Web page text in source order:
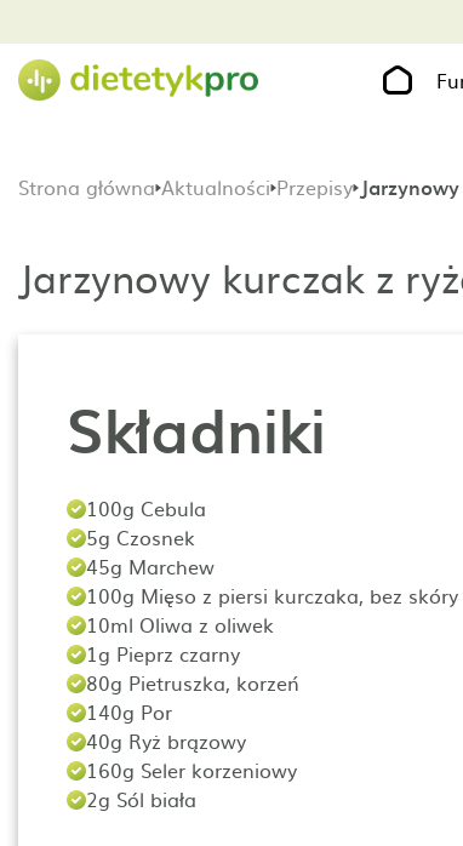
Strona główna Aktualności Przepisy
Jarzynowy kurczak z
Składniki
100g Cebula
5g Czosnek
45g Marchew
100g Mięso z piersi kurczaka, bez skóry
10ml Oliwa z oliwek
1g Pieprz czarny
80g Pietruszka, korzeń
140g Por
40g Ryż brązowy
160g Seler korzeniowy
2g Sól biała